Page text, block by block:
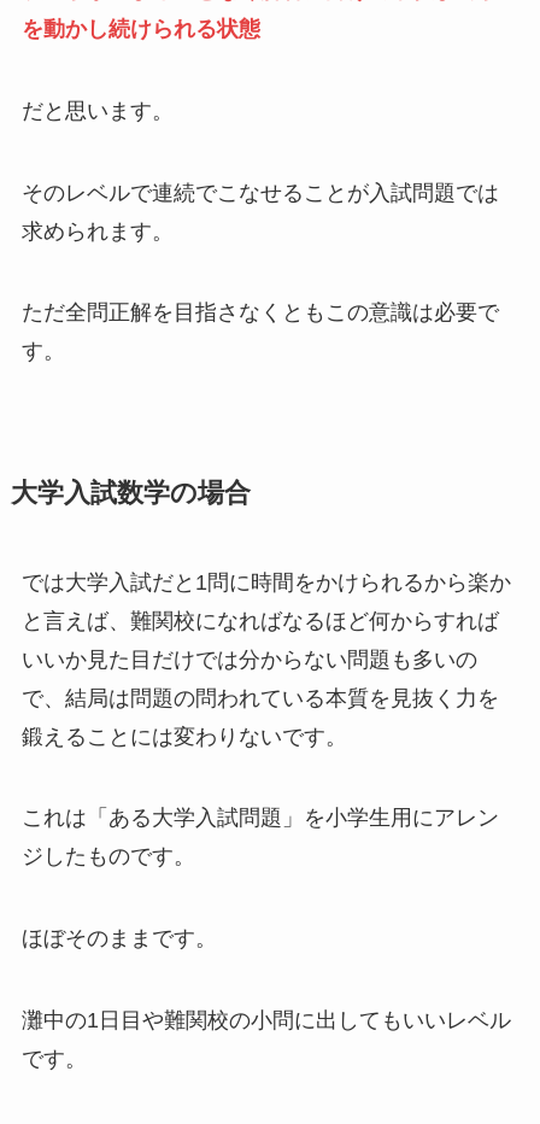
を動かし続けられる状態
だと思います。
そのレベルで連続でこなせることが入試問題では
求められます。
ただ全問正解を目指さなくともこの意識は必要で
す。
大学入試数学の場合
では大学入試だと1問に時間をかけられるから楽か
と言えば、難関校になればなるほど何からすれば
いいか見た目だけでは分からない問題も多いの
で、結局は問題の問われている本質を見抜く力を
鍛えることには変わりないです。
これは「ある大学入試問題」を小学生用にアレン
ジしたものです。
ほぼそのままです。
灘中の1日目や難関校の小問に出してもいいレベル
です。